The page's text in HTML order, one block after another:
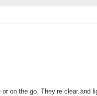
on the go. They’re clear and